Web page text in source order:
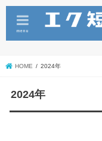
menu
HOME 2024年
2024年